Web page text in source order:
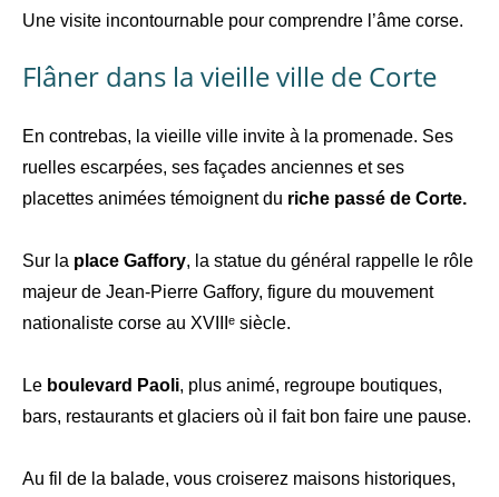
Une visite incontournable pour comprendre l’âme corse.
Flâner dans la vieille ville de Corte
En contrebas, la vieille ville invite à la promenade. Ses
ruelles escarpées, ses façades anciennes et ses
placettes animées témoignent du riche passé de Corte.
Sur la place Gaffory, la statue du général rappelle le rôle
majeur de Jean-Pierre Gaffory, figure du mouvement
nationaliste corse au XVIIIᵉ siècle.
Le boulevard Paoli, plus animé, regroupe boutiques,
bars, restaurants et glaciers où il fait bon faire une pause.
Au fil de la balade, vous croiserez maisons historiques,